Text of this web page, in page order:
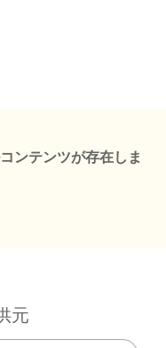
ンテンツが存在しま
元